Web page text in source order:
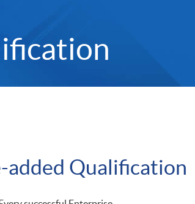
added Qualification